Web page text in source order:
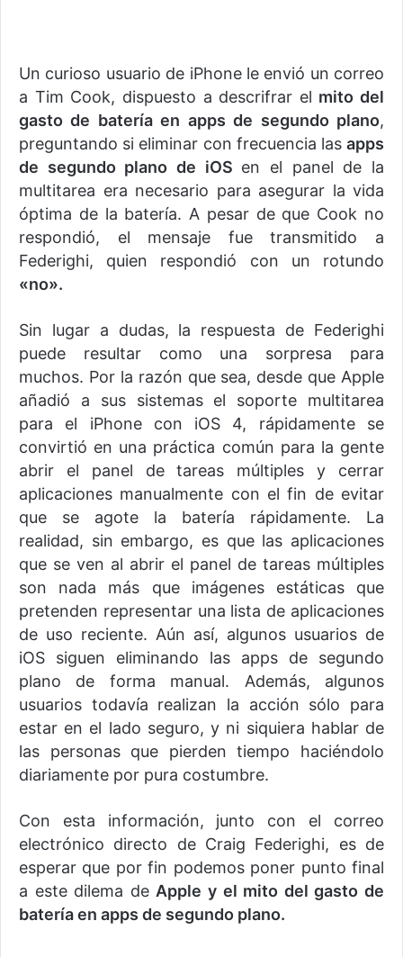
Un curioso usuario de iPhone le envió un correo
a Tim Cook, dispuesto a descrifrar el mito del
gasto de batería en apps de segundo plano,
preguntando si eliminar con frecuencia las apps
de segundo plano de iOS en el panel de la
multitarea era necesario para asegurar la vida
óptima de la batería. A pesar de que Cook no
respondió, el mensaje fue transmitido a
Federighi, quien respondió con un rotundo
«no».
Sin lugar a dudas, la respuesta de Federighi
puede resultar como una sorpresa para
muchos. Por la razón que sea, desde que Apple
añadió a sus sistemas el soporte multitarea
para el iPhone con iOS 4, rápidamente se
convirtió en una práctica común para la gente
abrir el panel de tareas múltiples y cerrar
aplicaciones manualmente con el fin de evitar
que se agote la batería rápidamente. La
realidad, sin embargo, es que las aplicaciones
que se ven al abrir el panel de tareas múltiples
son nada más que imágenes estáticas que
pretenden representar una lista de aplicaciones
de uso reciente. Aún así, algunos usuarios de
iOS siguen eliminando las apps de segundo
plano de forma manual. Además, algunos
usuarios todavía realizan la acción sólo para
estar en el lado seguro, y ni siquiera hablar de
las personas que pierden tiempo haciéndolo
diariamente por pura costumbre.
Con esta información, junto con el correo
electrónico directo de Craig Federighi, es de
esperar que por fin podemos poner punto final
a este dilema deApple y el mito del gasto de
batería en apps de segundo plano.